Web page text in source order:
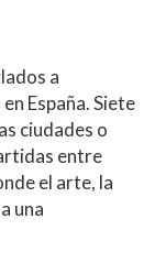
a
España. Siete
ciudades o
entre
el arte, la
una